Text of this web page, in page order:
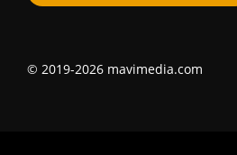
© 2019-2026 mavimedia.com